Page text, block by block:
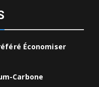
Économiser
Carbone